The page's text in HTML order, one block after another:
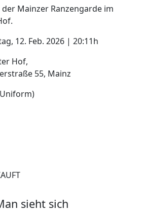
Mainzer Ranzengarde im
12. Feb. 2026 | 20:11h
Hof,
55, Mainz
sieht sich